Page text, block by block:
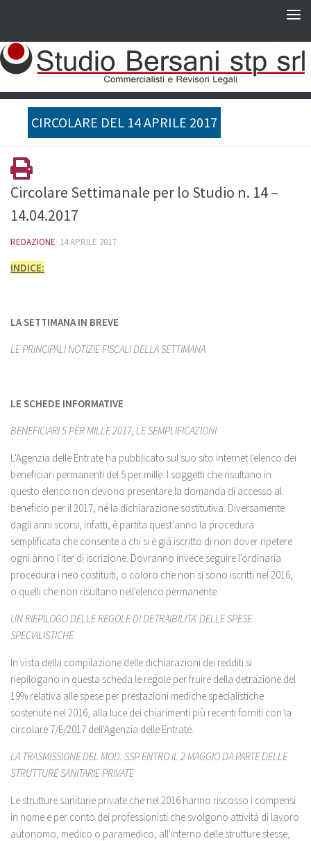
CIRCOLARE DEL 14 APRILE 2017
Circolare Settimanale per lo Studio n. 14 –
14.04.2017
REDAZIONE· 14 APRILE 2017
INDICE:
LA SETTIMANA IN BREVE
LE PRINCIPALI NOTIZIE FISCALI DELLA SETTIMANA
LE SCHEDE INFORMATIVE
BENEFICIARI 5 PER MILLE 2017, LE SEMPLIFICAZIONI
L'Agenzia delle Entrate ha pubblicato sul suo sito internet l'elenco dei
beneficiari permanenti del 5 per mille. I soggetti che risultano in
questo elenco non devono presentare la domanda di accesso al
beneficio per il 2017, né la dichiarazione sostitutiva. Diversamente
dagli anni scorsi, infatti, è partita quest'anno la procedura
semplificata che consente a chi si è già iscritto di non dover ripetere
ogni anno l'iter di iscrizione. Dovranno invece seguire l'ordinaria
procedura i neo costituiti, o coloro che non si sono iscritti nel 2016,
o quelli che non risultano nell'elenco permanente.
UN RIEPILOGO DELLE REGOLE DI DETRAIBILITA' DELLE SPESE
SPECIALISTICHE
In vista della compilazione delle dichiarazioni dei redditi si
riepilogano in questa scheda le regole per fruire della detrazione del
19% relativa alle spese per prestazioni mediche specialistiche
sostenute nel 2016, alla luce dei chiarimenti più recenti forniti con la
circolare 7/E/2017 dell'Agenzia delle Entrate.
LA TRASMISSIONE DEL MOD. SSP ENTRO IL 2 MAGGIO DA PARTE DELLE
STRUTTURE SANITARIE PRIVATE
Le strutture sanitarie private che nel 2016 hanno riscosso i compensi
in nome e per conto dei professionisti che svolgono attività di lavoro
autonomo, medico o paramedico, all'interno delle strutture stesse,